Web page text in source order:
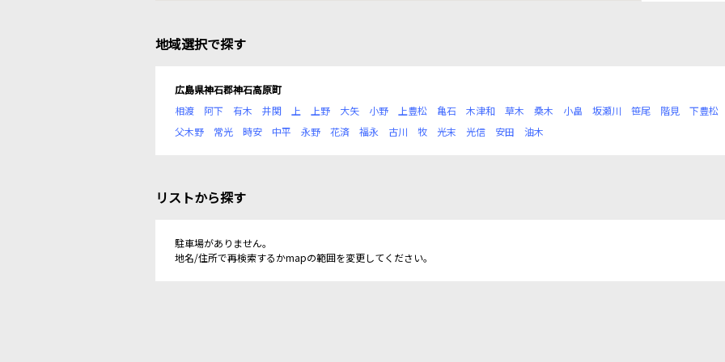
地域選択で探す
広島県神石郡神石高原町
相渡
阿下 有木 井関 上 上野 大矢 小野 上豊松 亀石 木津和 草木 桑木 小畠 坂瀬川 笹尾 階見 下豊松
父木野
常光 時安 中平 永野 花済 福永 古川 牧 光末 光信 安田 油木
リストから探す
駐車場がありません。
地名/住所で再検索するかmapの範囲を変更してください。